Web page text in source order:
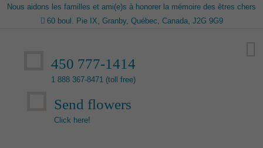
Nous aidons les familles et ami(e)s à honorer la mémoire des êtres chers
60 boul. Pie IX, Granby, Québec, Canada, J2G 9G9
450 777-1414
1 888 367-8471 (toll free)
Send flowers
Click here!